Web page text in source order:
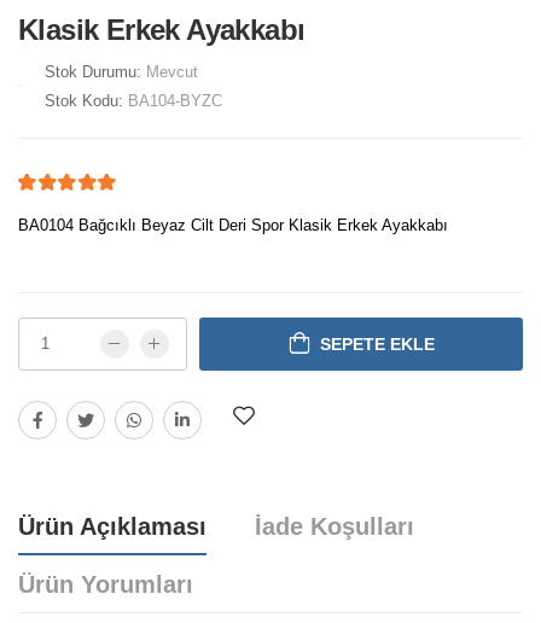
Klasik Erkek Ayakkabı
Stok Durumu: Mevcut
Stok Kodu: BA104-BYZC
BA0104 Bağcıklı Beyaz Cilt Deri Spor Klasik Erkek Ayakkabı
SEPETE EKLE
Ürün Açıklaması İade Koşulları
Ürün Yorumları